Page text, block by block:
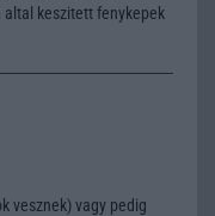
keszitett fenykepek
vesznek) vagy pedig